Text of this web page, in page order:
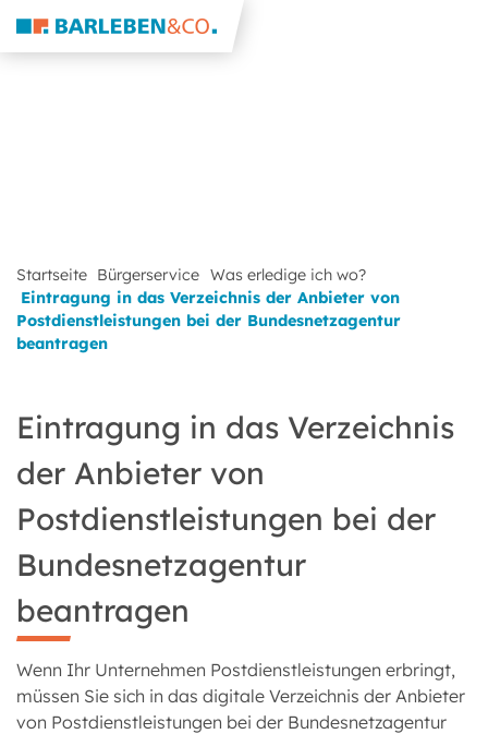
Startseite Bürgerservice Was erledige ich wo?
Eintragung in das Verzeichnis der Anbieter von
Postdienstleistungen bei der Bundesnetzagentur
beantragen
Eintragung in das Verzeichnis
der Anbieter von
Postdienstleistungen bei der
Bundesnetzagentur
beantragen
Wenn Ihr Unternehmen Postdienstleistungen erbringt,
müssen Sie sich in das digitale Verzeichnis der Anbieter
von Postdienstleistungen bei der Bundesnetzagentur